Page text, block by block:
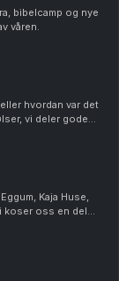
bibelcamp og nye
våren.
hvordan var det
vi deler gode
vår. Det er fint.
Kaja Huse,
koser oss en del
gikk.